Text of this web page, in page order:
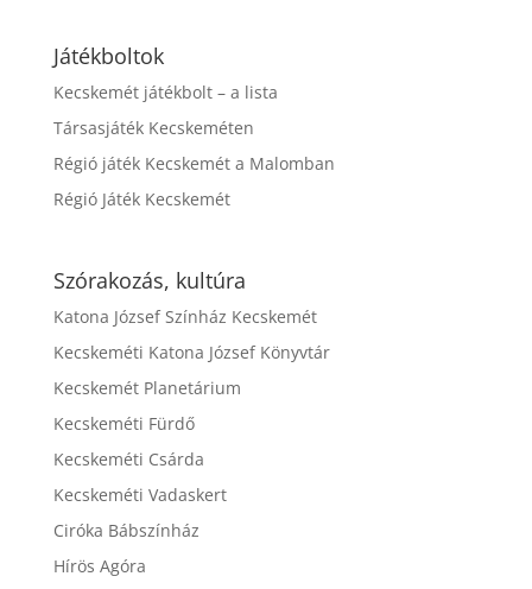
Játékboltok
Kecskemét játékbolt – a lista
Társasjáték Kecskeméten
Régió játék Kecskemét a Malomban
Régió Játék Kecskemét
Szórakozás, kultúra
Katona József Színház Kecskemét
Kecskeméti Katona József Könyvtár
Kecskemét Planetárium
Kecskeméti Fürdő
Kecskeméti Csárda
Kecskeméti Vadaskert
Ciróka Bábszínház
Hírös Agóra